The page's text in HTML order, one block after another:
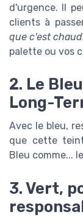
d'urgence. Il
clients à
que c'est
palette ou vos
2. Le
Long-
Avec le bleu,
que cette
Bleu comme...
3. Vert,